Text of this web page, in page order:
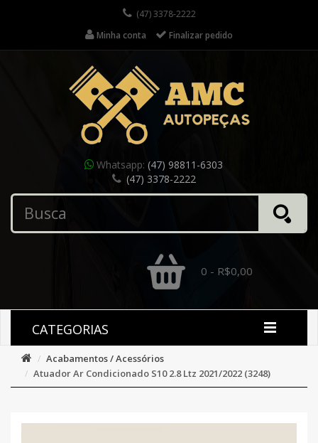
(47) 3378-2222
Minha conta
Finalizar pedido
Whatsapp: (47) 98811-6303
(47) 3378-2222
0 - R$0,00
CATEGORIAS
Acabamentos / Acessórios
Atuador Ar Condicionado S10 2.8 Ltz 2021/2022 (3248)